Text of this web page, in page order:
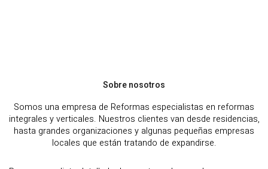
Sobre nosotros
Somos una empresa de Reformas especialistas en reformas
integrales y verticales. Nuestros clientes van desde residencias,
hasta grandes organizaciones y algunas pequeñas empresas
locales que están tratando de expandirse.